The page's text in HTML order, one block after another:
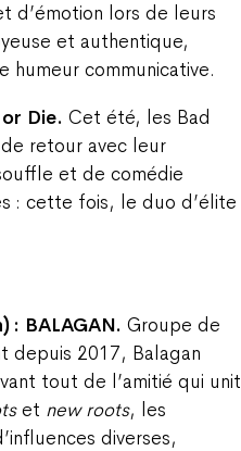
d’émotion lors de leurs
et authentique,
humeur communicative.
Die. Cet été, les Bad
retour avec leur
et de comédie
: cette fois, le duo d’élite
: BALAGAN. Groupe de
depuis 2017, Balagan
tout de l’amitié qui unit
et new roots, les
diverses,